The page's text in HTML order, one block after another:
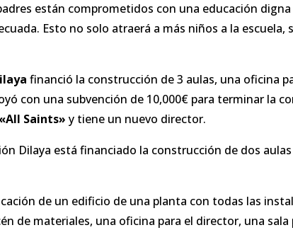
están comprometidos con una educación
Esto no solo atraerá a más niños a la
financió la construcción de 3 aulas, una oficina
con una subvención de 10,000€ para terminar la
«All Saints» y tiene un nuevo director.
Dilaya está financiado la construcción de dos
de un edificio de una planta con todas las
de materiales, una oficina para el director, una